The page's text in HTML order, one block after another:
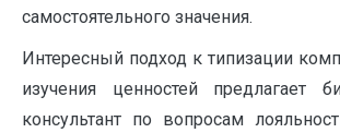
самостоятельного значения.
Интересный подход к типизации
изучения ценностей предлагает
консультант по вопросам